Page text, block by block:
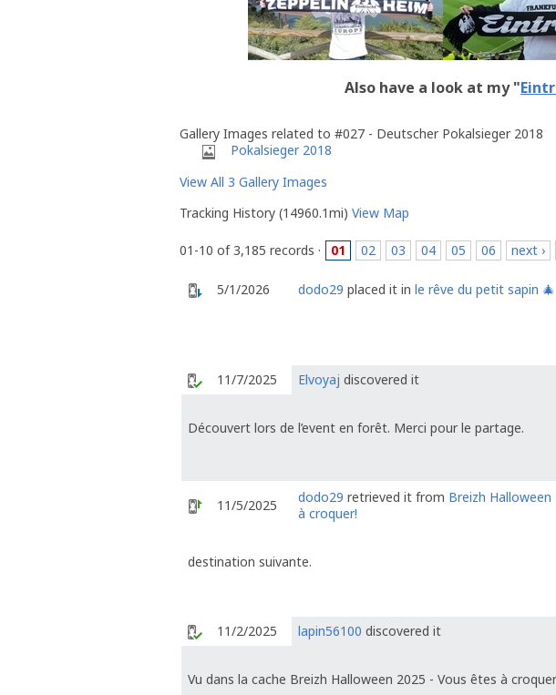
Also have a look at my "
Gallery Images related to #027 - Deutscher Pokalsieger 2018
Pokalsieger 2018
View All 3 Gallery Images
Tracking History (14960.1mi) View Map
01-10 of 3,185 records · 01 02 03 04 05 06 next ›
5/1/2026 dodo29 placed it in le rêve du petit sapin 🎄​
11/7/2025 Elvoyaj discovered it
Découvert lors de l’event en forêt. Merci pour le partage.
11/5/2025 dodo29 retrieved it from Breizh
à croquer!
destination suivante.
11/2/2025 lapin56100 discovered it
Vu dans la cache Breizh Halloween 2025 - Vous êtes à